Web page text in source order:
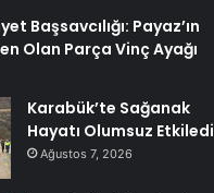
Başsavcılığı: Payaz’ın
Olan Parça Vinç Ayağı
Karabük’te Sağanak
Hayatı Olumsuz Etkiledi
Ağustos 7, 2026